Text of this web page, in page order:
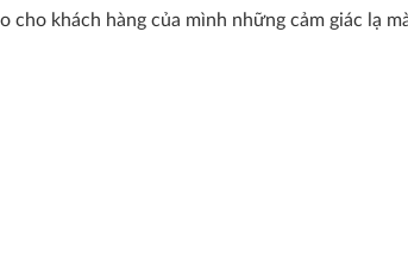
cho khách hàng của mình những cảm giác lạ